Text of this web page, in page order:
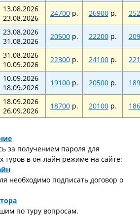
13.08.2026
23.08.2026
24700р. 26900р.
23.08.2026
31.08.2026
20500р. 22200р.
31.08.2026
10.09.2026
22300р. 24100р.
10.09.2026
18.09.2026
19100р. 20500р.
18.09.2026
26.09.2026
18700р. 20100р.
за получением пароля для
туров в он-лайн режиме на сайте:
необходимо подписать договор о
по туру вопросам.